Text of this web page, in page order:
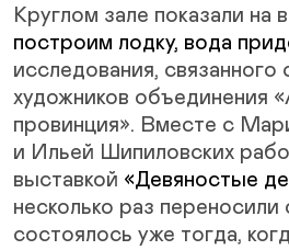
Круглом зале показали на
построим лодку, вода
исследования, связанного
художников объединения
провинция». Вместе с
и Ильей Шипиловских
выставкой «Девяностые
несколько раз
состоялось уже тогда,